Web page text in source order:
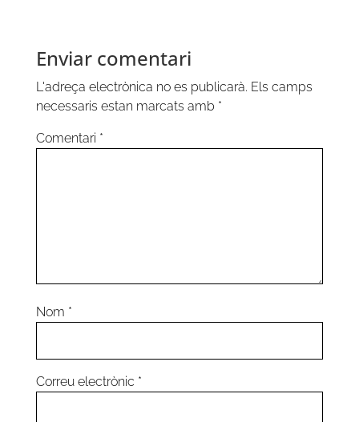
Enviar comentari
L'adreça electrònica no es publicarà. Els camps
necessaris estan marcats amb *
Comentari *
Nom *
Correu electrònic *